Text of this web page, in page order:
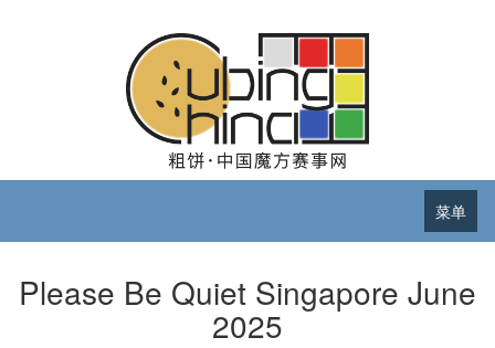
菜单
Please Be Quiet Singapore June
2025